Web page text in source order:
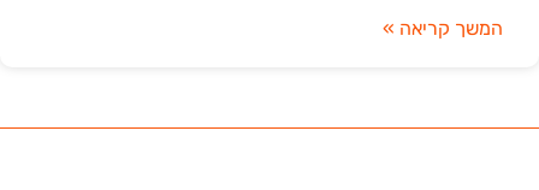
המשך קריאה »